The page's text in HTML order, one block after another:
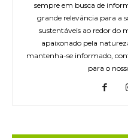
sempre em busca de
grande relevância para a
sustentáveis ao redor do
apaixonado pela
mantenha-se informado,
para o